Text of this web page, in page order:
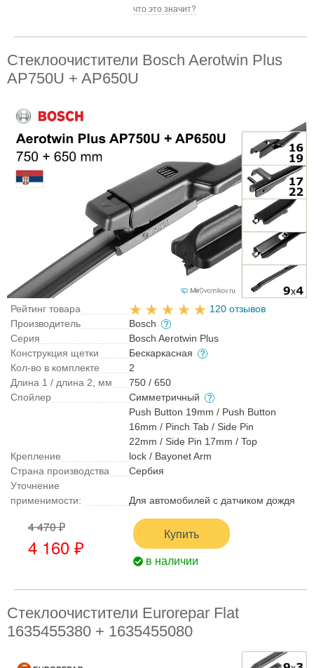
что это значит?
Стеклоочистители Bosch Aerotwin Plus
AP750U + AP650U
Рейтинг товара
120 отзывов
Производитель
Bosch
Серия
Bosch Aerotwin Plus
Конструкция щетки
Бескаркасная
Кол-во в комплекте
2
Длина 1 / длина 2, мм
750 / 650
Спойлер
Симметричный
Крепление
Push Button 19mm / Push Button
16mm / Pinch Tab / Side Pin
22mm / Side Pin 17mm / Top
lock / Bayonet Arm
Страна производства
Сербия
Уточнение
применимости:
Для автомобилей с датчиком дождя
4 470 ₽
4 160 ₽
Купить
в наличии
Стеклоочистители Eurorepar Flat
1635455380 + 1635455080